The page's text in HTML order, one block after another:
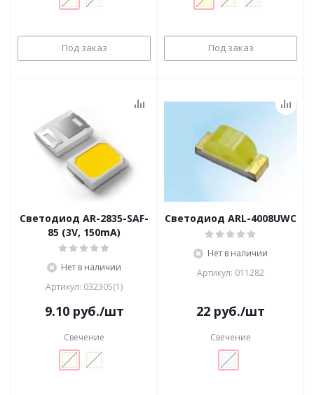
Под заказ Под заказ
Светодиод AR-2835-SAF-
85 (3V, 150mA)
Нет в наличии
Артикул: 032305(1)
9.10руб./шт
Свечение
Светодиод ARL-4008UWC
Нет в наличии
Артикул: 011282
22 руб./шт
Свечение